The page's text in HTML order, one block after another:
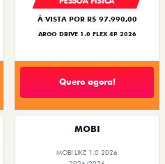
À VISTA POR R$ 97.990,00
ARGO DRIVE 1.0 FLEX 4P 2026
Quero agora!
MOBI
MOBI LIKE 1.0 2026